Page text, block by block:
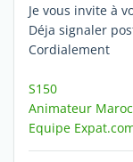
Je vous invite à
Déja signaler
Cordialement
S150
Animateur Maroc
Equipe